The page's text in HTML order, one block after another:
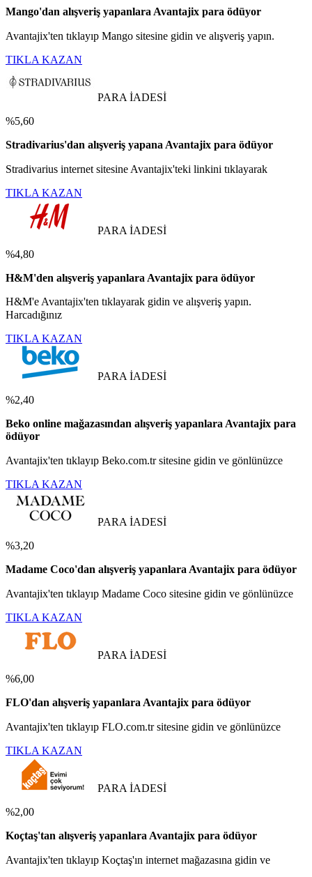
Mango'dan alışveriş yapanlara Avantajix para ödüyor
Avantajix'ten tıklayıp Mango sitesine gidin ve alışveriş yapın.
TIKLA KAZAN
PARA İADESİ
%5,60
Stradivarius'dan alışveriş yapana Avantajix para ödüyor
Stradivarius internet sitesine Avantajix'teki linkini tıklayarak
TIKLA KAZAN
PARA İADESİ
%4,80
H&M'den alışveriş yapanlara Avantajix para ödüyor
H&M'e Avantajix'ten tıklayarak gidin ve alışveriş yapın.
Harcadığınız
TIKLA KAZAN
PARA İADESİ
%2,40
Beko online mağazasından alışveriş yapanlara Avantajix para
ödüyor
Avantajix'ten tıklayıp Beko.com.tr sitesine gidin ve gönlünüzce
TIKLA KAZAN
PARA İADESİ
%3,20
Madame Coco'dan alışveriş yapanlara Avantajix para ödüyor
Avantajix'ten tıklayıp Madame Coco sitesine gidin ve gönlünüzce
TIKLA KAZAN
PARA İADESİ
%6,00
FLO'dan alışveriş yapanlara Avantajix para ödüyor
Avantajix'ten tıklayıp FLO.com.tr sitesine gidin ve gönlünüzce
TIKLA KAZAN
PARA İADESİ
%2,00
Koçtaş'tan alışveriş yapanlara Avantajix para ödüyor
Avantajix'ten tıklayıp Koçtaş'ın internet mağazasına gidin ve